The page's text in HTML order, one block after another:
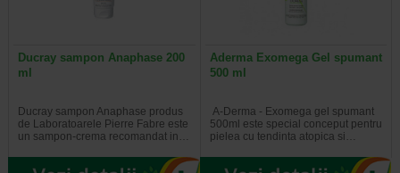
Ducray sampon Anaphase 200
ml
Ducray sampon Anaphase produs
de Laboratoarele Pierre Fabre este
un sampon-crema recomandat in…
Aderma Exomega Gel spumant
500 ml
A-Derma - Exomega gel spumant
500ml este special conceput pentru
pielea cu tendinta atopica si…